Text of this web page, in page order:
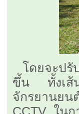
โดยจะปรั
ขึ้น ทั้งเส้
จักรยานยน
CCTV ใน